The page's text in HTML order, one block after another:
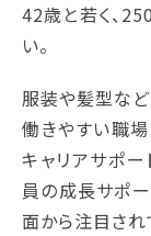
42歳と若く、
い。
服装や髪型など
働きやすい職
キャリアサポ
員の成長サポ
面から注目され